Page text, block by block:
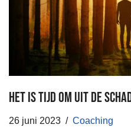
Het is tijd om uit de
26 juni 2023 Coaching